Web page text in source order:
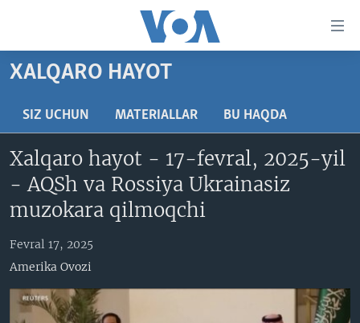
boring
Boshiga
Qidiruvga
BOSH SAHIFA
AMERIKA
XALQARO
VATANDOSHLAR
XALQARO HAYOT
VASHINGTON CHOYXONASI
FACEBOOK
YOUTUBE
INGLIZ TILI DARSLARI
EDITORIAL
XALQARO HAYOT
SIZ UCHUN MATERIALLAR BU HAQDA
Xalqaro hayot - 17-fevral, 2025-yil
- AQSh va Rossiya Ukrainasiz
muzokara qilmoqchi
Fevral 17, 2025
Amerika Ovozi